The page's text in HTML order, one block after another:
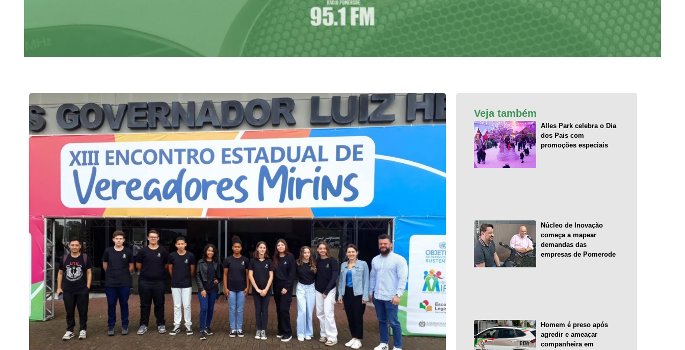
Veja também
Alles Park celebra o Dia
dos Pais com
promoções especiais
Núcleo de Inovação
começa a mapear
demandas das
empresas de Pomerode
Homem é preso após
agredir e ameaçar
companheira em